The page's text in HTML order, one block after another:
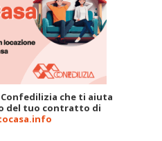
che ti aiuta
del tuo contratto di